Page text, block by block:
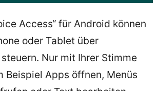
Access“ für Android können
oder Tablet über
Nur mit Ihrer Stimme
Beispiel Apps öffnen, Menüs